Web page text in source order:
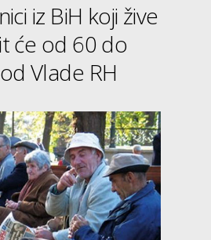
iz BiH koji žive
će od 60 do
Vlade RH